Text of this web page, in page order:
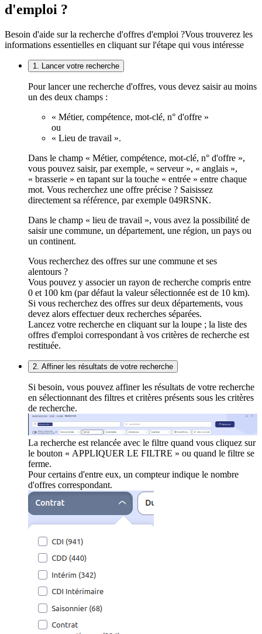
d'emploi ?
Besoin d'aide sur la recherche d'offres d'emploi ?Vous trouverez les
informations essentielles en cliquant sur l'étape qui vous intéresse
1. Lancer votre recherche
Pour lancer une recherche d'offres, vous devez saisir au moins
un des deux champs :
« Métier, compétence, mot-clé, n° d'offre »
ou
« Lieu de travail ».
Dans le champ « Métier, compétence, mot-clé, n° d'offre »,
vous pouvez saisir, par exemple, « serveur », « anglais »,
« brasserie » en tapant sur la touche « entrée » entre chaque
mot. Vous recherchez une offre précise ? Saisissez
directement sa référence, par exemple 049RSNK.
Dans le champ « lieu de travail », vous avez la possibilité de
saisir une commune, un département, une région, un pays ou
un continent.
Vous recherchez des offres sur une commune et ses
alentours ?
Vous pouvez y associer un rayon de recherche compris entre
0 et 100 km (par défaut la valeur sélectionnée est de 10 km).
Si vous recherchez des offres sur deux départements, vous
devez alors effectuer deux recherches séparées.
Lancez votre recherche en cliquant sur la loupe ; la liste des
offres d'emploi correspondant à vos critères de recherche est
restituée.
2. Affiner les résultats de votre recherche
Si besoin, vous pouvez affiner les résultats de votre recherche
en sélectionnant des filtres et critères présents sous les critères
de recherche.
La recherche est relancée avec le filtre quand vous cliquez sur
le bouton « APPLIQUER LE FILTRE » ou quand le filtre se
ferme.
Pour certains d'entre eux, un compteur indique le nombre
d'offres correspondant.